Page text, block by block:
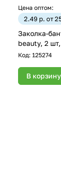
Цена оптом:
2.49 р. от
Заколка-
beauty, 2
Код: 125274
В корзину